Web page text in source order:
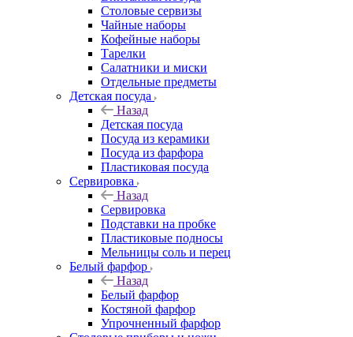
Столовые сервизы
Чайные наборы
Кофейные наборы
Тарелки
Салатники и миски
Отдельные предметы
Детская посуда
Назад
Детская посуда
Посуда из керамики
Посуда из фарфора
Пластиковая посуда
Сервировка
Назад
Сервировка
Подставки на пробке
Пластиковые подносы
Мельницы соль и перец
Белый фарфор
Назад
Белый фарфор
Костяной фарфор
Упрочненный фарфор